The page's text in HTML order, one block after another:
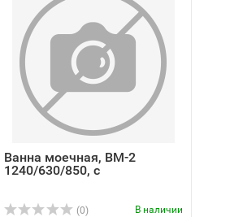
Ванна моечная, ВМ-2
1240/630/850, с
(0) В наличии